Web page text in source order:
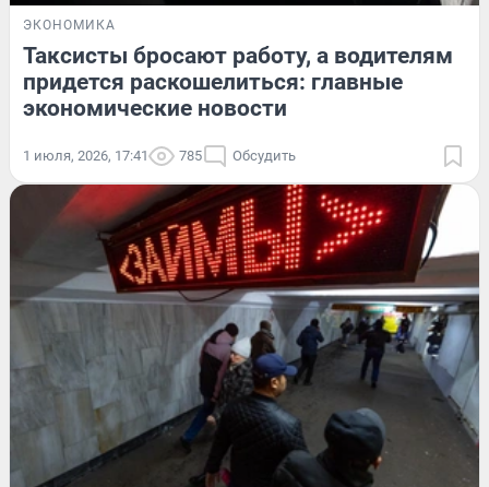
ЭКОНОМИКА
Таксисты бросают работу, а водителям
придется раскошелиться: главные
экономические новости
1 июля, 2026, 17:41 785 Обсудить